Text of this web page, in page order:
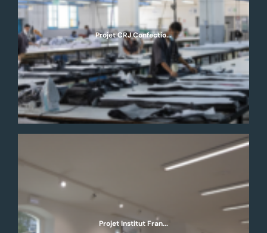
Projet CRJ Confectio...
Projet Institut Fran...